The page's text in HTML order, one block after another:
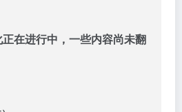
正在进行中，一些内容尚未翻